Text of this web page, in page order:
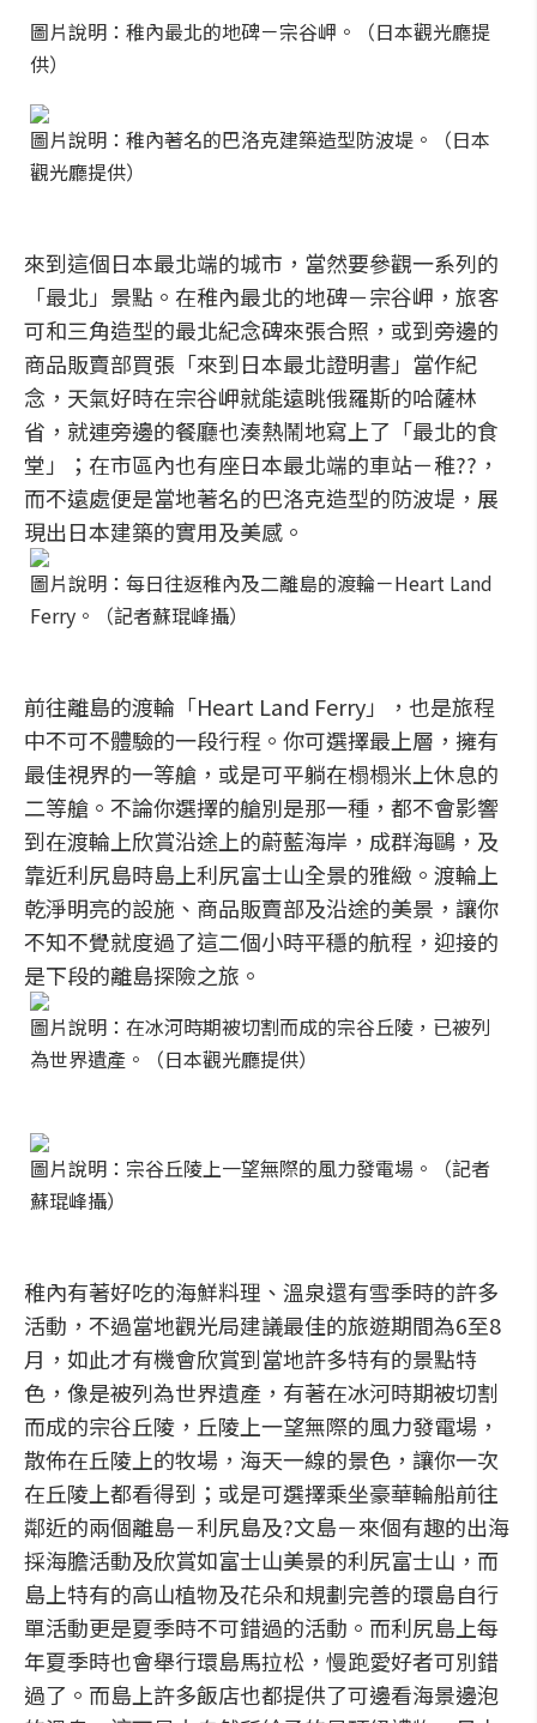
圖片說明：稚內最北的地碑－宗谷岬。（日本觀光廳提
供）
圖片說明：稚內著名的巴洛克建築造型防波堤。（日本
觀光廳提供）
來到這個日本最北端的城市，當然要參觀一系列的
「最北」景點。在稚內最北的地碑－宗谷岬，旅客
可和三角造型的最北紀念碑來張合照，或到旁邊的
商品販賣部買張「來到日本最北證明書」當作紀
念，天氣好時在宗谷岬就能遠眺俄羅斯的哈薩林
省，就連旁邊的餐廳也湊熱鬧地寫上了「最北的食
堂」；在市區內也有座日本最北端的車站－稚??，
而不遠處便是當地著名的巴洛克造型的防波堤，展
現出日本建築的實用及美感。
圖片說明：每日往返稚內及二離島的渡輪－Heart Land
Ferry。（記者蘇琨峰攝）
前往離島的渡輪「Heart Land Ferry」，也是旅程
中不可不體驗的一段行程。你可選擇最上層，擁有
最佳視界的一等艙，或是可平躺在榻榻米上休息的
二等艙。不論你選擇的艙別是那一種，都不會影響
到在渡輪上欣賞沿途上的蔚藍海岸，成群海鷗，及
靠近利尻島時島上利尻富士山全景的雅緻。渡輪上
乾淨明亮的設施、商品販賣部及沿途的美景，讓你
不知不覺就度過了這二個小時平穩的航程，迎接的
是下段的離島探險之旅。
圖片說明：在冰河時期被切割而成的宗谷丘陵，已被列
為世界遺產。（日本觀光廳提供）
圖片說明：宗谷丘陵上一望無際的風力發電場。（記者
蘇琨峰攝）
稚內有著好吃的海鮮料理、溫泉還有雪季時的許多
活動，不過當地觀光局建議最佳的旅遊期間為6至8
月，如此才有機會欣賞到當地許多特有的景點特
色，像是被列為世界遺產，有著在冰河時期被切割
而成的宗谷丘陵，丘陵上一望無際的風力發電場，
散佈在丘陵上的牧場，海天一線的景色，讓你一次
在丘陵上都看得到；或是可選擇乘坐豪華輪船前往
鄰近的兩個離島－利尻島及?文島－來個有趣的出海
採海膽活動及欣賞如富士山美景的利尻富士山，而
島上特有的高山植物及花朵和規劃完善的環島自行
單活動更是夏季時不可錯過的活動。而利尻島上每
年夏季時也會舉行環島馬拉松，慢跑愛好者可別錯
過了。而島上許多飯店也都提供了可邊看海景邊泡